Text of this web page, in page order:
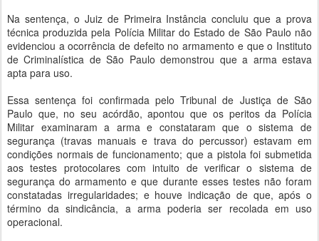
Na sentença, o Juiz de Primeira Instância concluiu que a prova
técnica produzida pela Polícia Militar do Estado de São Paulo não
evidenciou a ocorrência de defeito no armamento e que o Instituto
de Criminalística de São Paulo demonstrou que a arma estava
apta para uso.
Essa sentença foi confirmada pelo Tribunal de Justiça de São
Paulo que, no seu acórdão, apontou que os peritos da Polícia
Militar examinaram a arma e constataram que o sistema de
segurança (travas manuais e trava do percussor) estavam em
condições normais de funcionamento; que a pistola foi submetida
aos testes protocolares com intuito de verificar o sistema de
segurança do armamento e que durante esses testes não foram
constatadas irregularidades; e houve indicação de que, após o
término da sindicância, a arma poderia ser recolada em uso
operacional.